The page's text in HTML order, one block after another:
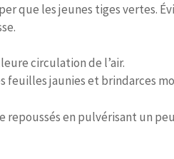
que les jeunes tiges vertes.
circulation de l’air.
feuilles jaunies et brindarces
en pulvérisant un